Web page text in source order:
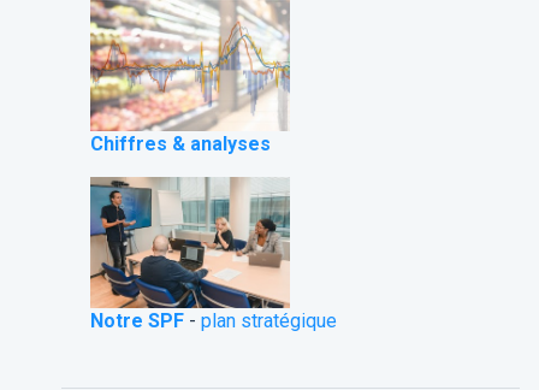
Chiffres & analyses
Notre SPF- plan stratégique